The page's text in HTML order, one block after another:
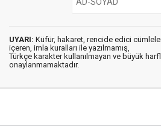
UYARI: Küfür, hakaret, rencide edici
içeren, imla kuralları ile yazılmamış,
Türkçe karakter kullanılmayan ve büyük
onaylanmamaktadır.